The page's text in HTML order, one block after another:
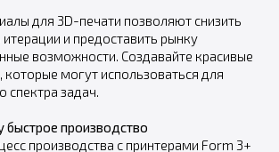
для 3D-печати позволяют снизить
итерации и предоставить рынку
возможности. Создавайте красивые
могут использоваться для
задач.
производство
производства с принтерами Form 3+